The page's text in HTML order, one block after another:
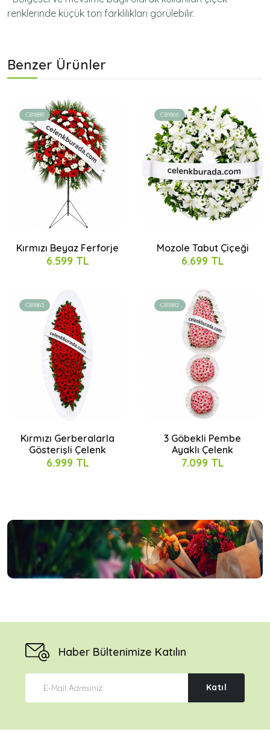
renklerinde küçük ton farklılıkları görülebilir.
Benzer Ürünler
CB1888
Kırmızı Beyaz Ferforje
6.599 TL
CB1866
Mozole Tabut Çiçeği
6.699 TL
CB1863
Kırmızı Gerberalarla
Gösterişli Çelenk
6.999 TL
CB1882
3 Göbekli Pembe
Ayaklı Çelenk
7.099 TL
Haber Bültenimize Katılın
Katıl